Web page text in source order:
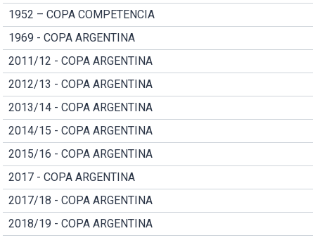
1952 – COPA COMPETENCIA
1969 - COPA ARGENTINA
2011/12 - COPA ARGENTINA
2012/13 - COPA ARGENTINA
2013/14 - COPA ARGENTINA
2014/15 - COPA ARGENTINA
2015/16 - COPA ARGENTINA
2017 - COPA ARGENTINA
2017/18 - COPA ARGENTINA
2018/19 - COPA ARGENTINA